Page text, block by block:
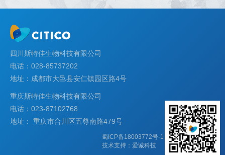
四川斯特佳生物科技有限公司
电话：028-85737202
地址：成都市大邑县安仁镇园区路4号
重庆斯特佳生物科技有限公司
电话：023-87102768
地址： 重庆市合川区五尊南路479号
蜀ICP备18003772号-1
技术支持： 爱诚科技